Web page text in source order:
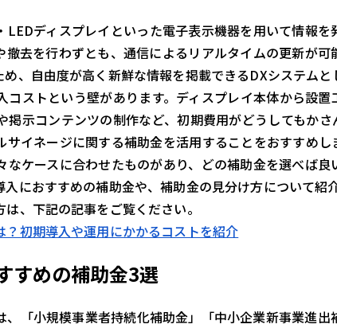
ディスプレイといった電子表示機器を用いて情報を
去を行わずとも、通信によるリアルタイムの更新が可
、自由度が高く新鮮な情報を掲載できるDXシステムと
コストという壁があります。ディスプレイ本体から設
示コンテンツの制作など、初期費用がどうしてもかさ
イネージに関する補助金を活用することをおすすめし
ケースに合わせたものがあり、どの補助金を選べば良
におすすめの補助金や、補助金の見分け方について紹
、下記の記事をご覧ください。
初期導入や運用にかかるコストを紹介
すめの補助金3選
「小規模事業者持続化補助金」「中小企業新事業進